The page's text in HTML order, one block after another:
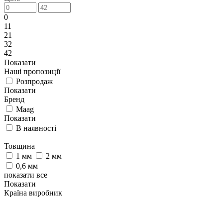
0
11
21
32
42
Показати
Наші пропозиції
Розпродаж
Показати
Бренд
Maag
Показати
В наявності
Товщина
1 мм
2 мм
0,6 мм
показати все
Показати
Країна виробник